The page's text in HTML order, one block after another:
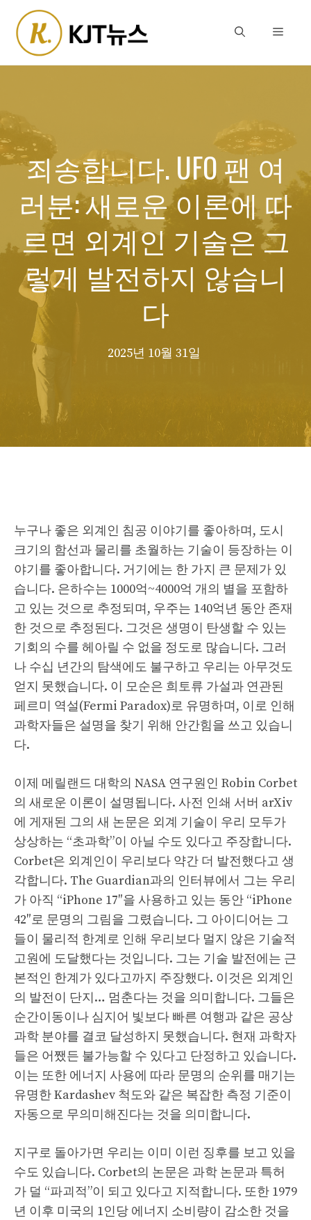
content
Menu
죄송합니다. UFO 팬 여
러분: 새로운 이론에 따
르면 외계인 기술은 그
렇게 발전하지 않습니
다
2025년 10월 31일
누구나 좋은 외계인 침공 이야기를 좋아하며, 도시
크기의 함선과 물리를 초월하는 기술이 등장하는 이
야기를 좋아합니다. 거기에는 한 가지 큰 문제가 있
습니다. 은하수는 1000억~4000억 개의 별을 포함하
고 있는 것으로 추정되며, 우주는 140억년 동안 존재
한 것으로 추정된다. 그것은 생명이 탄생할 수 있는
기회의 수를 헤아릴 수 없을 정도로 많습니다. 그러
나 수십 년간의 탐색에도 불구하고 우리는 아무것도
얻지 못했습니다. 이 모순은 희토류 가설과 연관된
페르미 역설(Fermi Paradox)로 유명하며, 이로 인해
과학자들은 설명을 찾기 위해 안간힘을 쓰고 있습니
다.
이제 메릴랜드 대학의 NASA 연구원인 Robin Corbet
의 새로운 이론이 설명됩니다. 사전 인쇄 서버 arXiv
에 게재된 그의 새 논문은 외계 기술이 우리 모두가
상상하는 “초과학”이 아닐 수도 있다고 주장합니다.
Corbet은 외계인이 우리보다 약간 더 발전했다고 생
각합니다. The Guardian과의 인터뷰에서 그는 우리
가 아직 “iPhone 17″을 사용하고 있는 동안 “iPhone
42″로 문명의 그림을 그렸습니다. 그 아이디어는 그
들이 물리적 한계로 인해 우리보다 멀지 않은 기술적
고원에 도달했다는 것입니다. 그는 기술 발전에는 근
본적인 한계가 있다고까지 주장했다. 이것은 외계인
의 발전이 단지… 멈춘다는 것을 의미합니다. 그들은
순간이동이나 심지어 빛보다 빠른 여행과 같은 공상
과학 분야를 결코 달성하지 못했습니다. 현재 과학자
들은 어쨌든 불가능할 수 있다고 단정하고 있습니다.
이는 또한 에너지 사용에 따라 문명의 순위를 매기는
유명한 Kardashev 척도와 같은 복잡한 측정 기준이
자동으로 무의미해진다는 것을 의미합니다.
지구로 돌아가면 우리는 이미 이런 징후를 보고 있을
수도 있습니다. Corbet의 논문은 과학 논문과 특허
가 덜 “파괴적”이 되고 있다고 지적합니다. 또한 1979
년 이후 미국의 1인당 에너지 소비량이 감소한 것을